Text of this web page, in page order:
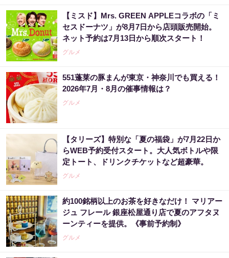
【ミスド】Mrs. GREEN APPLEコラボの「ミ
セスドーナツ」が8月7日から店頭販売開始。
ネット予約は7月13日から順次スタート！
グルメ
551蓬莱の豚まんが東京・神奈川でも買える！
2026年7月・8月の催事情報は？
グルメ
【タリーズ】特別な「夏の福袋」が7月22日か
らWEB予約受付スタート。大人気ボトルや限
定トート、ドリンクチケットなど超豪華。
グルメ
約100銘柄以上のお茶を好きなだけ！ マリアー
ジュ フレール 銀座松屋通り店で夏のアフタヌ
ーンティーを提供。《事前予約制》
グルメ